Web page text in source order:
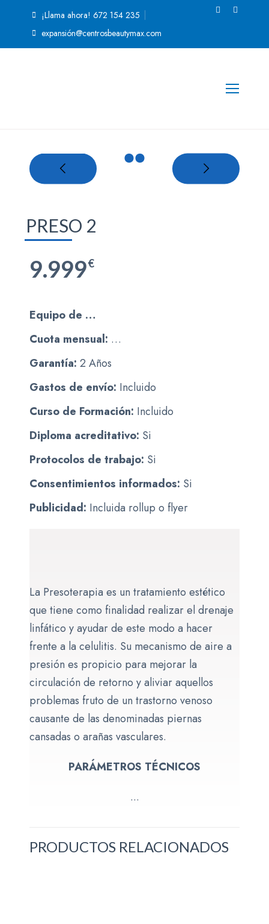
¡Llama ahora! 672 154 235
expansión@centrosbeautymax.com
PRESO 2
9.999€
Equipo de …
Cuota mensual: …
Garantía: 2 Años
Gastos de envío: Incluido
Curso de Formación: Incluido
Diploma acreditativo: Si
Protocolos de trabajo: Si
Consentimientos informados: Si
Publicidad: Incluida rollup o flyer
La Presoterapia es un tratamiento estético
que tiene como finalidad realizar el drenaje
linfático y ayudar de este modo a hacer
frente a la celulitis. Su mecanismo de aire a
presión es propicio para mejorar la
circulación de retorno y aliviar aquellos
problemas fruto de un trastorno venoso
causante de las denominadas piernas
cansadas o arañas vasculares.
PARÁMETROS TÉCNICOS
...
PRODUCTOS RELACIONADOS